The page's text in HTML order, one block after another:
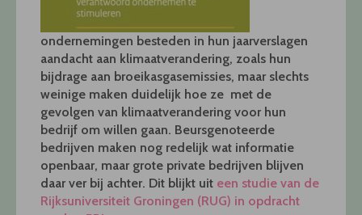
ondernemingen besteden in hun jaarverslagen
aandacht aan klimaatverandering, zoals hun
bijdrage aan broeikasgasemissies, maar slechts
weinige maken duidelijk hoe ze met de
gevolgen van klimaatverandering voor hun
bedrijf om willen gaan. Beursgenoteerde
bedrijven maken nog redelijk wat informatie
openbaar, maar grote private bedrijven blijven
daar ver bij achter. Dit blijkt uit een studie van de
Rijksuniversiteit Groningen (RUG) in opdracht